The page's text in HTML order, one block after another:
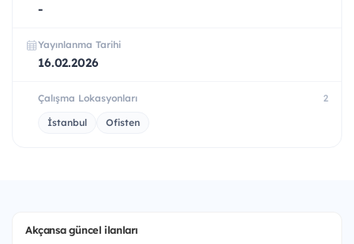
-
Yayınlanma Tarihi
16.02.2026
Çalışma Lokasyonları 2
İstanbul Ofisten
Akçansa güncel ilanları